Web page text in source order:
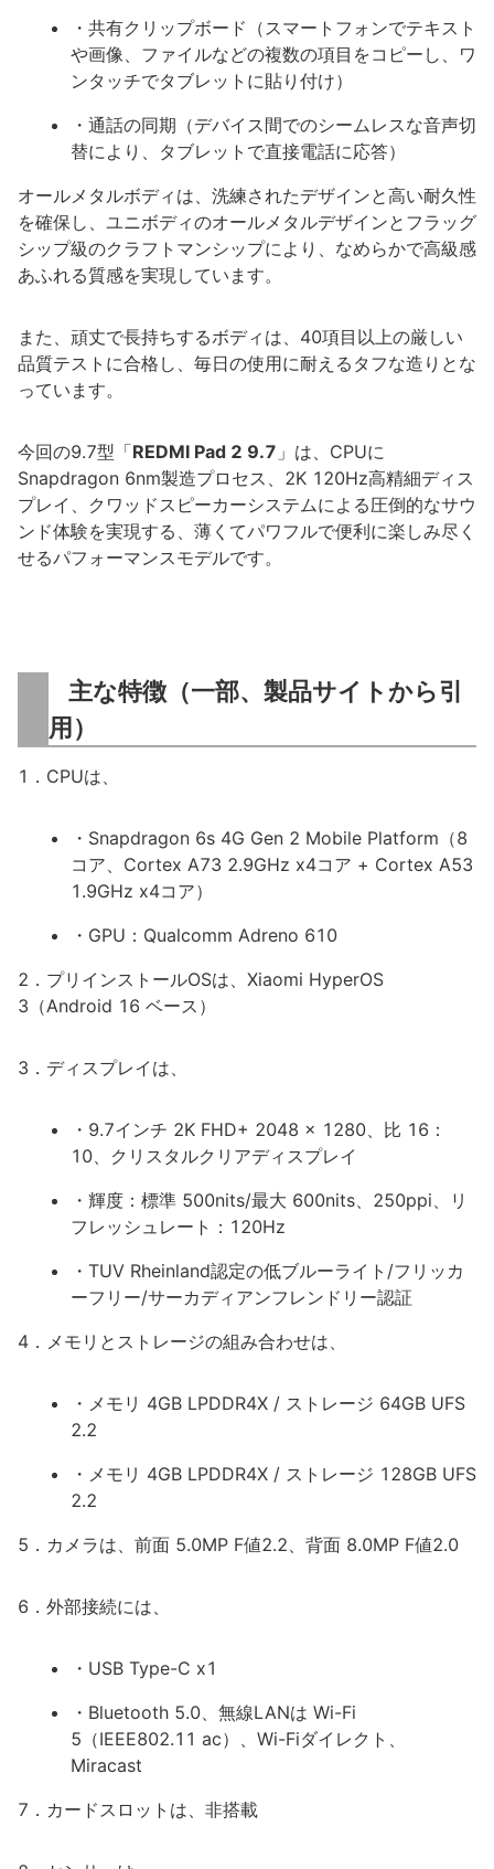
・共有クリップボード（スマートフォンでテキスト
や画像、ファイルなどの複数の項目をコピーし、ワ
ンタッチでタブレットに貼り付け）
・通話の同期（デバイス間でのシームレスな音声切
替により、タブレットで直接電話に応答）
オールメタルボディは、洗練されたデザインと高い耐久性
を確保し、ユニボディのオールメタルデザインとフラッグ
シップ級のクラフトマンシップにより、なめらかで高級感
あふれる質感を実現しています。
また、頑丈で長持ちするボディは、40項目以上の厳しい
品質テストに合格し、毎日の使用に耐えるタフな造りとな
っています。
今回の9.7型「REDMI Pad 2 9.7 」は、CPUに
Snapdragon 6nm製造プロセス、2K 120Hz高精細ディス
プレイ、クワッドスピーカーシステムによる圧倒的なサウ
ンド体験を実現する、薄くてパワフルで便利に楽しみ尽く
せるパフォーマンスモデルです。
主な特徴（一部、製品サイトから引
用）
1．CPUは、
・Snapdragon 6s 4G Gen 2 Mobile Platform（8
コア、Cortex A73 2.9GHz x4コア + Cortex A53
1.9GHz x4コア）
・GPU：Qualcomm Adreno 610
2．プリインストールOSは、Xiaomi HyperOS
3（Android 16 ベース）
3．ディスプレイは、
・9.7インチ 2K FHD+ 2048 x 1280、比 16：
10、クリスタルクリアディスプレイ
・輝度：標準 500nits/最大 600nits、250ppi、リ
フレッシュレート：120Hz
・TUV Rheinland認定の低ブルーライト/フリッカ
ーフリー/サーカディアンフレンドリー認証
4．メモリとストレージの組み合わせは、
・メモリ 4GB LPDDR4X / ストレージ 64GB UFS
2.2
・メモリ 4GB LPDDR4X / ストレージ 128GB UFS
2.2
5．カメラは、前面 5.0MP F値2.2、背面 8.0MP F値2.0
6．外部接続には、
・USB Type-C x1
・Bluetooth 5.0、無線LANは Wi-Fi
5（IEEE802.11 ac）、Wi-Fiダイレクト、
Miracast
7．カードスロットは、非搭載